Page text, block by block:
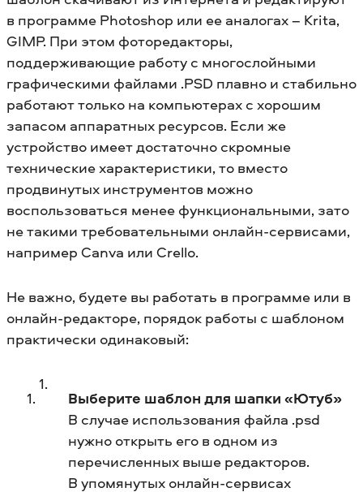
в программе Photoshop или ее аналогах – Krita,
GIMP. При этом фоторедакторы,
поддерживающие работу с многослойными
графическими файлами .PSD плавно и стабильно
работают только на компьютерах с хорошим
запасом аппаратных ресурсов. Если же
устройство имеет достаточно скромные
технические характеристики, то вместо
продвинутых инструментов можно
воспользоваться менее функциональными, зато
не такими требовательными онлайн-сервисами,
например Canva или Crello.
Не важно, будете вы работать в программе или в
онлайн-редакторе, порядок работы с шаблоном
практически одинаковый:
Выберите шаблон для шапки «Ютуб»
В случае использования файла .psd
нужно открыть его в одном из
перечисленных выше редакторов.
В упомянутых онлайн-сервисах